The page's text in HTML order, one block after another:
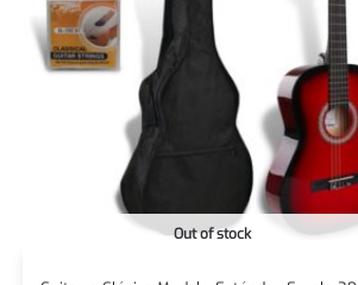
Out of stock